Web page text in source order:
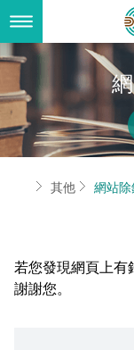
到
要
內最新消息
全部公告
教務公告
學系公告
活動研習
關於本校
空大簡介
立案證明
空大有利的學
本校位置
資訊圖像化專區
行政單位
行政單位簡介
校長室
學術單位
通識教育中心
其他好站
校務資訊
首頁其他 網站
若您發現網頁上有
謝謝您。